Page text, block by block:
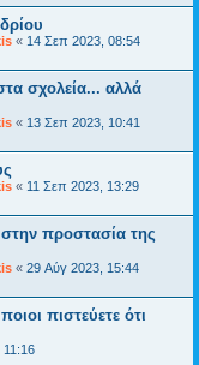
« 14 Σεπ 2023, 08:54
σχολεία... αλλά
« 13 Σεπ 2023, 10:41
« 11 Σεπ 2023, 13:29
προστασία της
« 29 Αύγ 2023, 15:44
πιστεύετε ότι